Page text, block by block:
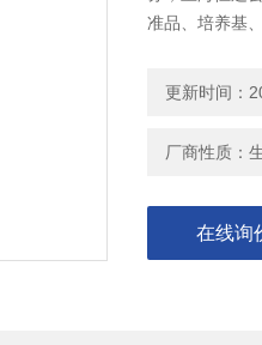
准品、培养基
更新时间：
厂商性质：
在线询